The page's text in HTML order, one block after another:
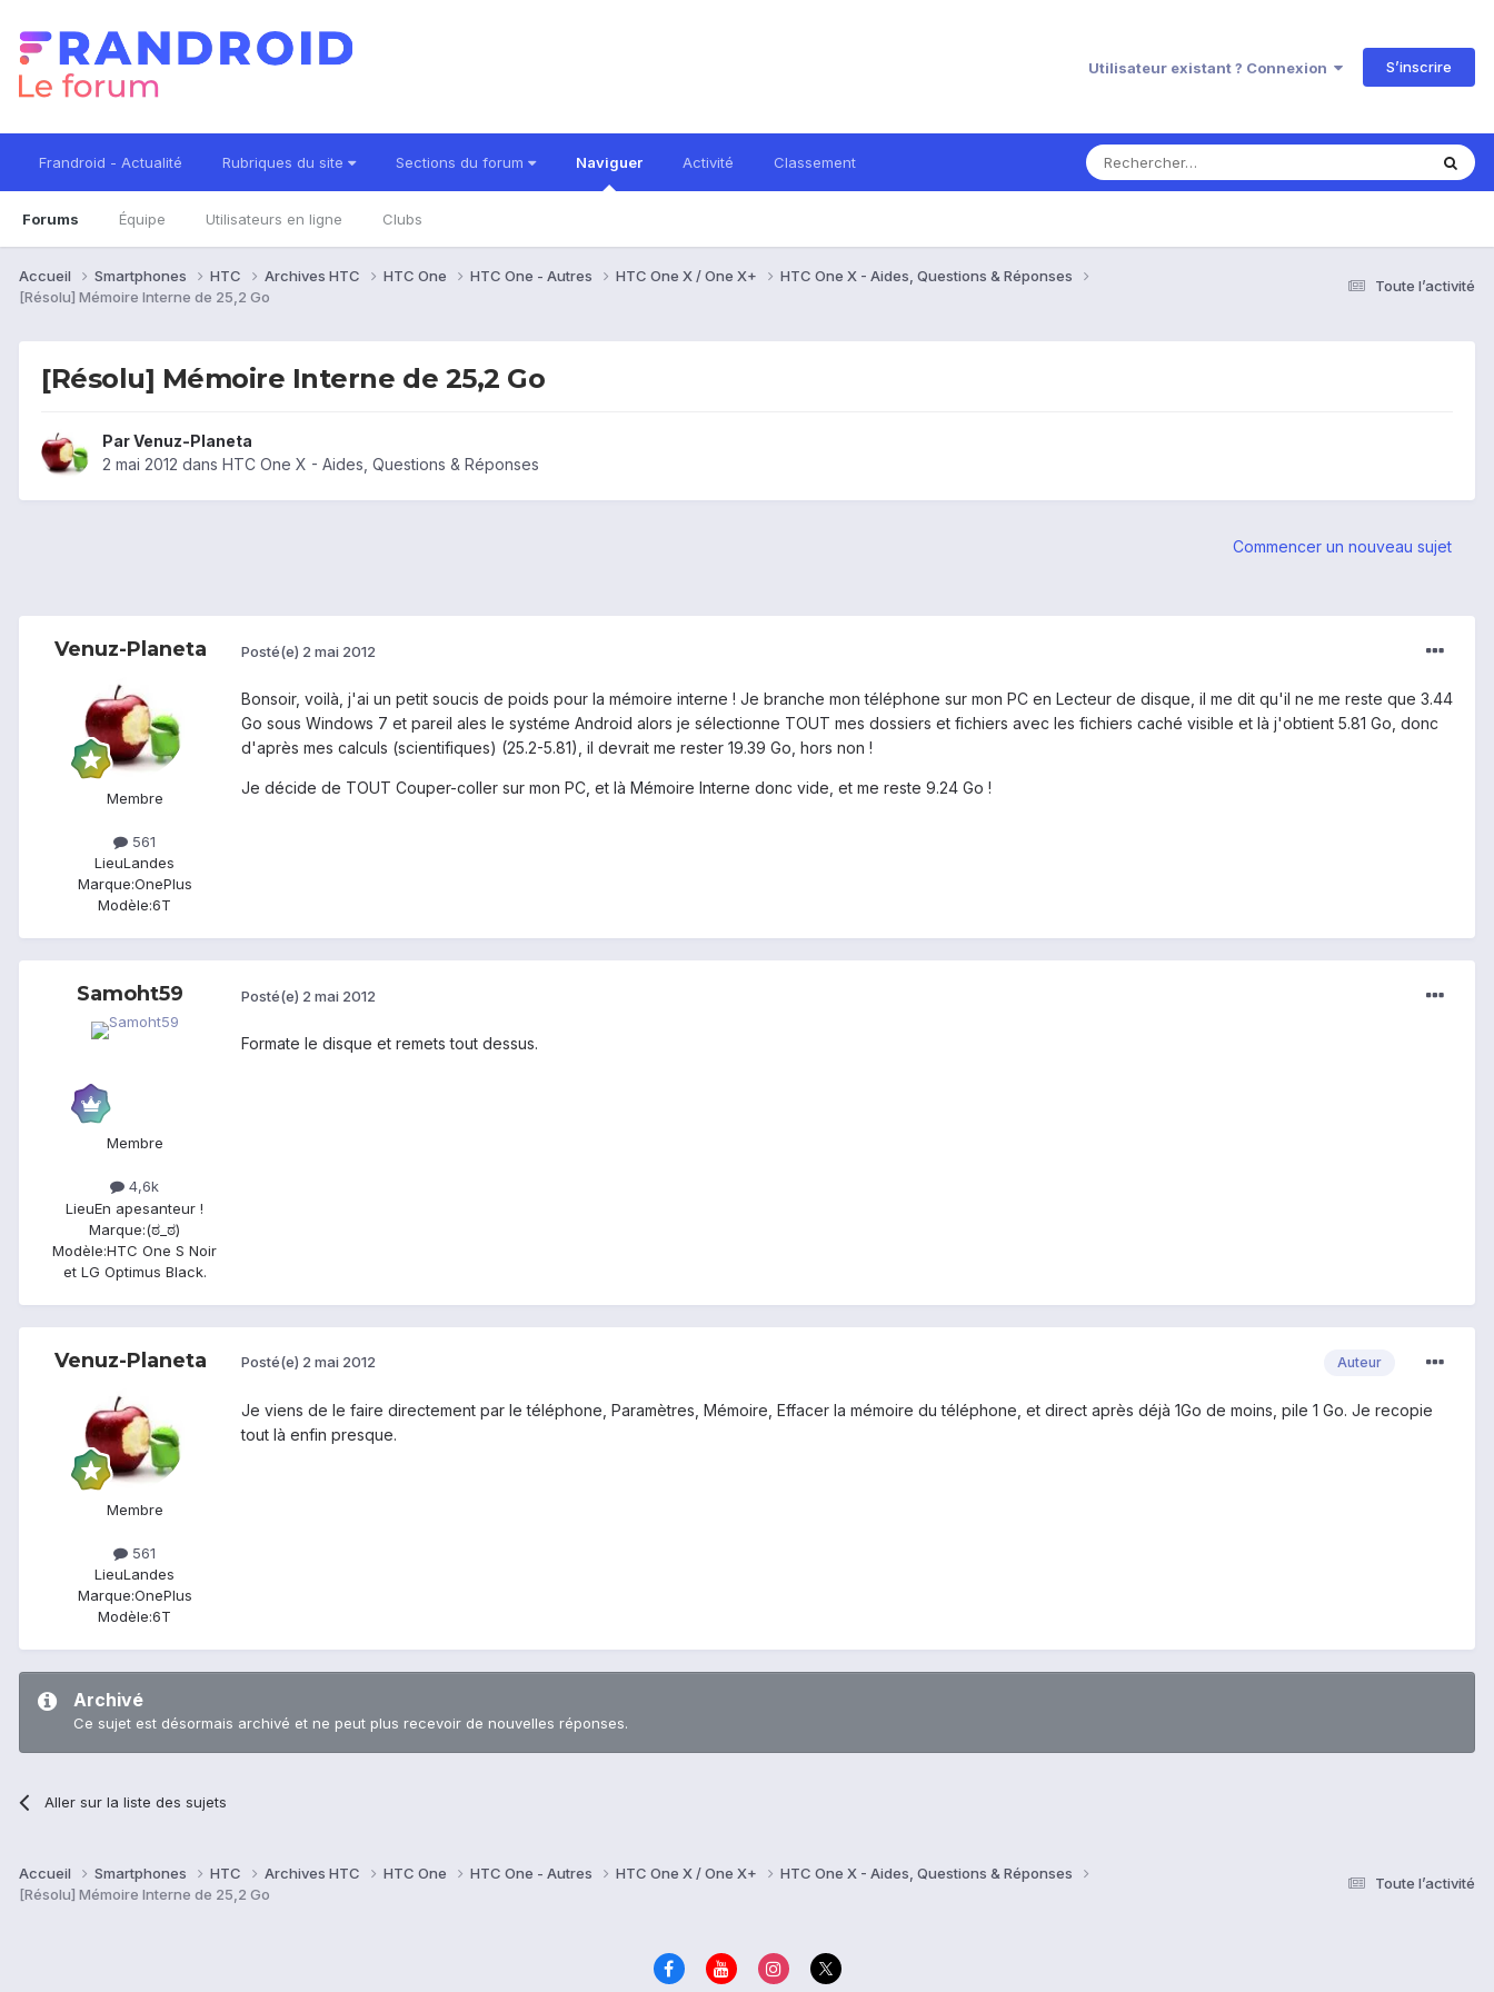
Utilisateur existant ? Connexion S’inscrire
Frandroid - Actualité Rubriques du site Sections du forum Naviguer
Forums Équipe Utilisateurs en ligne Clubs
Activité Classement
Toute l’activité
Accueil Smartphones HTC Archives HTC HTC One HTC One - Autres HTC One X / One X+
HTC One X - Aides, Questions & Réponses
[Résolu] Mémoire Interne de 25,2 Go
[Résolu] Mémoire Interne de 25,2 Go
ParVenuz-Planeta
2 mai 2012 dans HTC One X - Aides, Questions & Réponses
Commencer un nouveau sujet
Venuz-Planeta
Membre
561
LieuLandes
Marque:OnePlus
Modèle:6T
Posté(e) 2 mai 2012
Bonsoir, voilà, j'ai un petit soucis de poids pour la mémoire interne ! Je branche mon téléphone sur mon PC en Lecteur de disque, il me dit qu'il ne me reste que 3.44
Go sous Windows 7 et pareil ales le systéme Android alors je sélectionne TOUT mes dossiers et fichiers avec les fichiers caché visible et là j'obtient 5.81 Go, donc
d'après mes calculs (scientifiques) (25.2-5.81), il devrait me rester 19.39 Go, hors non !
Je décide de TOUT Couper-coller sur mon PC, et là Mémoire Interne donc vide, et me reste 9.24 Go !
Samoht59
Membre
4,6k
LieuEn apesanteur !
Marque:(ಠ_ಠ)
Modèle:HTC One S Noir
et LG Optimus Black.
Posté(e) 2 mai 2012
Formate le disque et remets tout dessus.
Venuz-Planeta
Membre
561
LieuLandes
Marque:OnePlus
Modèle:6T
Auteur
Posté(e) 2 mai 2012
Je viens de le faire directement par le téléphone, Paramètres, Mémoire, Effacer la mémoire du téléphone, et direct après déjà 1Go de moins, pile 1 Go. Je recopie
tout là enfin presque.
Archivé
Ce sujet est désormais archivé et ne peut plus recevoir de nouvelles réponses.
Aller sur la liste des sujets
Toute l’activité
Accueil Smartphones HTC Archives HTC HTC One HTC One - Autres HTC One X / One X+
HTC One X - Aides, Questions & Réponses
[Résolu] Mémoire Interne de 25,2 Go